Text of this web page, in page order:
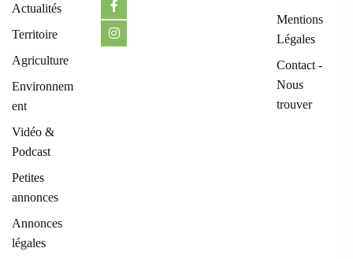
Actualités
Territoire
Agriculture
Environnem
ent
Vidéo &
Podcast
Petites
annonces
Annonces
légales
Mentions
Légales
Contact -
Nous
trouver